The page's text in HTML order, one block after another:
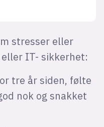
stresser eller
IT- sikkerhet:
tre år siden, følte
nok og snakket